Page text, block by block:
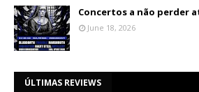
Concertos a não perder
June 18, 2026
ÚLTIMAS REVIEWS